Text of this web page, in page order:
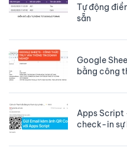
Tự động
sẵn
Google
bằng công
Apps Script
check-in sự